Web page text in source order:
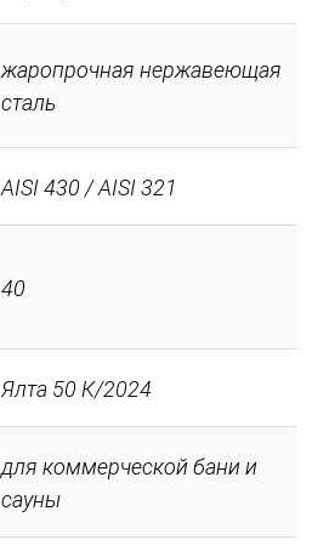
жаропрочная нержавеющая
сталь
AISI 430 / AISI 321
40
Ялта 50 К/2024
для коммерческой бани и
сауны